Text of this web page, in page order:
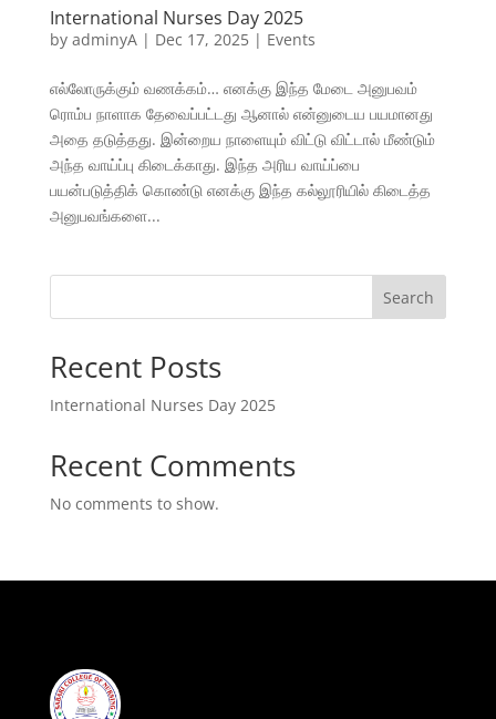
International Nurses Day 2025
by adminyA| Dec 17, 2025| Events
எல்லோருக்கும் வணக்கம்… எனக்கு இந்த மேடை அனுபவம்
ரொம்ப நாளாக தேவைப்பட்டது ஆனால் என்னுடைய பயமானது
அதை தடுத்தது. இன்றைய நாளையும் விட்டு விட்டால் மீண்டும்
அந்த வாய்ப்பு கிடைக்காது. இந்த அரிய வாய்ப்பை
பயன்படுத்திக் கொண்டு எனக்கு இந்த கல்லூரியில் கிடைத்த
அனுபவங்களை...
Search
Recent Posts
International Nurses Day 2025
Recent Comments
No comments to show.